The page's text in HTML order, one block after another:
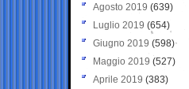
Agosto 2019 (639)
Luglio 2019 (654)
Giugno 2019 (598)
Maggio 2019 (527)
Aprile 2019 (383)